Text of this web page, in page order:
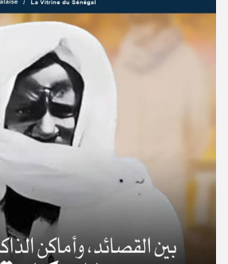
© Copyright 2025, APS